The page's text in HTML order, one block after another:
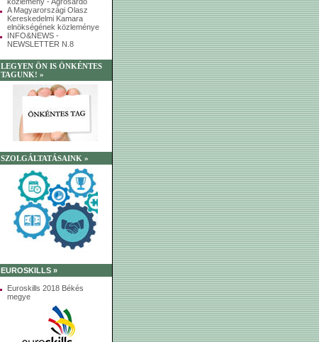
A Magyarországi Olasz
Kereskedelmi Kamara
elnökségének közleménye
INFO&NEWS -
NEWSLETTER N.8
LEGYEN ÖN IS ÖNKÉNTES
TAGUNK! »
SZOLGÁLTATÁSAINK »
EUROSKILLS »
Euroskills 2018 Békés
megye